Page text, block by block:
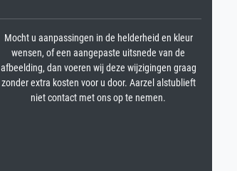
Mocht u aanpassingen in de helderheid en kleur
wensen, of een aangepaste uitsnede van de
afbeelding, dan voeren wij deze wijzigingen graag
zonder extra kosten voor u door. Aarzel alstublieft
niet contact met ons op te nemen.